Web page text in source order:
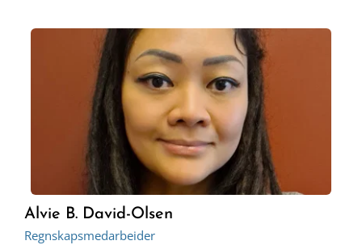
Alvie B. David-Olsen
Regnskapsmedarbeider